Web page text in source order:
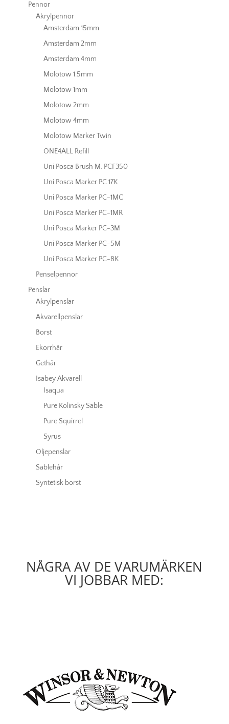
Pennor
Akrylpennor
Amsterdam 15mm
Amsterdam 2mm
Amsterdam 4mm
Molotow 1.5mm
Molotow 1mm
Molotow 2mm
Molotow 4mm
Molotow Marker Twin
ONE4ALL Refill
Uni Posca Brush M. PCF350
Uni Posca Marker PC 17K
Uni Posca Marker PC-1MC
Uni Posca Marker PC-1MR
Uni Posca Marker PC-3M
Uni Posca Marker PC-5M
Uni Posca Marker PC-8K
Penselpennor
Penslar
Akrylpenslar
Akvarellpenslar
Borst
Ekorrhår
Gethår
Isabey Akvarell
Isaqua
Pure Kolinsky Sable
Pure Squirrel
Syrus
Oljepenslar
Sablehår
Syntetisk borst
NÅGRA AV DE VARUMÄRKEN
VI JOBBAR MED: